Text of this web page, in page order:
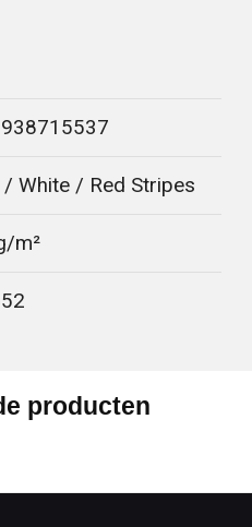
/ White / Red Stripes
m²
producten